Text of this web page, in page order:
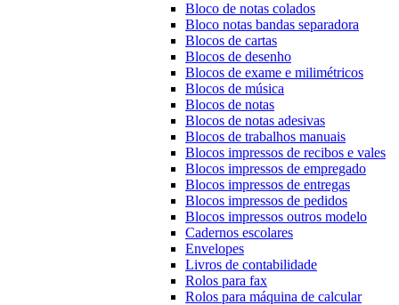
Bloco de notas colados
Bloco notas bandas separadora
Blocos de cartas
Blocos de desenho
Blocos de exame e milimétricos
Blocos de música
Blocos de notas
Blocos de notas adesivas
Blocos de trabalhos manuais
Blocos impressos de recibos e vales
Blocos impressos de empregado
Blocos impressos de entregas
Blocos impressos de pedidos
Blocos impressos outros modelo
Cadernos escolares
Envelopes
Livros de contabilidade
Rolos para fax
Rolos para máquina de calcular